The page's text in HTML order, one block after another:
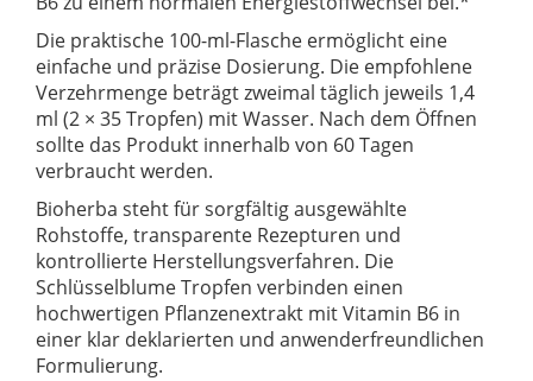
Die praktische 100-ml-Flasche ermöglicht eine
einfache und präzise Dosierung. Die empfohlene
Verzehrmenge beträgt zweimal täglich jeweils 1,4
ml (2 × 35 Tropfen) mit Wasser. Nach dem Öffnen
sollte das Produkt innerhalb von 60 Tagen
verbraucht werden.
Bioherba steht für sorgfältig ausgewählte
Rohstoffe, transparente Rezepturen und
kontrollierte Herstellungsverfahren. Die
Schlüsselblume Tropfen verbinden einen
hochwertigen Pflanzenextrakt mit Vitamin B6 in
einer klar deklarierten und anwenderfreundlichen
Formulierung.